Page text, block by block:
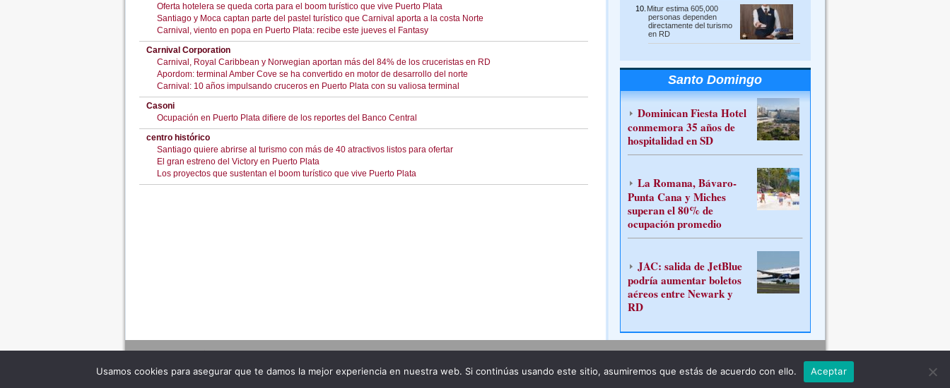
Oferta hotelera se queda corta para el boom turístico que vive Puerto Plata
Santiago y Moca captan parte del pastel turístico que Carnival aporta a la costa Norte
Carnival, viento en popa en Puerto Plata: recibe este jueves el Fantasy
Carnival Corporation
Carnival, Royal Caribbean y Norwegian aportan más del 84% de los cruceristas en RD
Apordom: terminal Amber Cove se ha convertido en motor de desarrollo del norte
Carnival: 10 años impulsando cruceros en Puerto Plata con su valiosa terminal
Casoni
Ocupación en Puerto Plata difiere de los reportes del Banco Central
centro histórico
Santiago quiere abrirse al turismo con más de 40 atractivos listos para ofertar
El gran estreno del Victory en Puerto Plata
Los proyectos que sustentan el boom turístico que vive Puerto Plata
Mitur estima 605,000
personas dependen
directamente del turismo
en RD
Santo Domingo
Dominican Fiesta Hotel
conmemora 35 años de
hospitalidad en SD
La Romana, Bávaro-
Punta Cana y Miches
superan el 80% de
ocupación promedio
JAC: salida de JetBlue
podría aumentar boletos
aéreos entre Newark y
RD
Usamos cookies para asegurar que te damos la mejor experiencia en nuestra web. Si continúas usando este sitio, asumiremos que estás de acuerdo con ello. Aceptar